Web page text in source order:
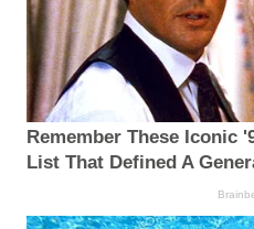
Remember These Iconic
List That Defined A